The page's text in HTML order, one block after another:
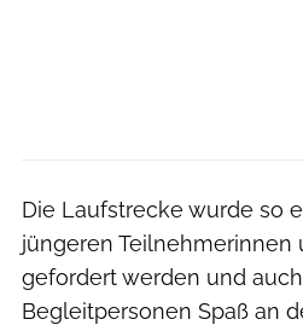
Die Laufstrecke wurde so
jüngeren Teilnehmerinnen
gefordert werden und
Begleitpersonen Spaß an